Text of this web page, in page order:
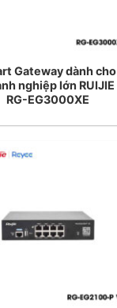
Gateway dành cho
nghiệp lớn RUIJIE
RG-EG3000XE